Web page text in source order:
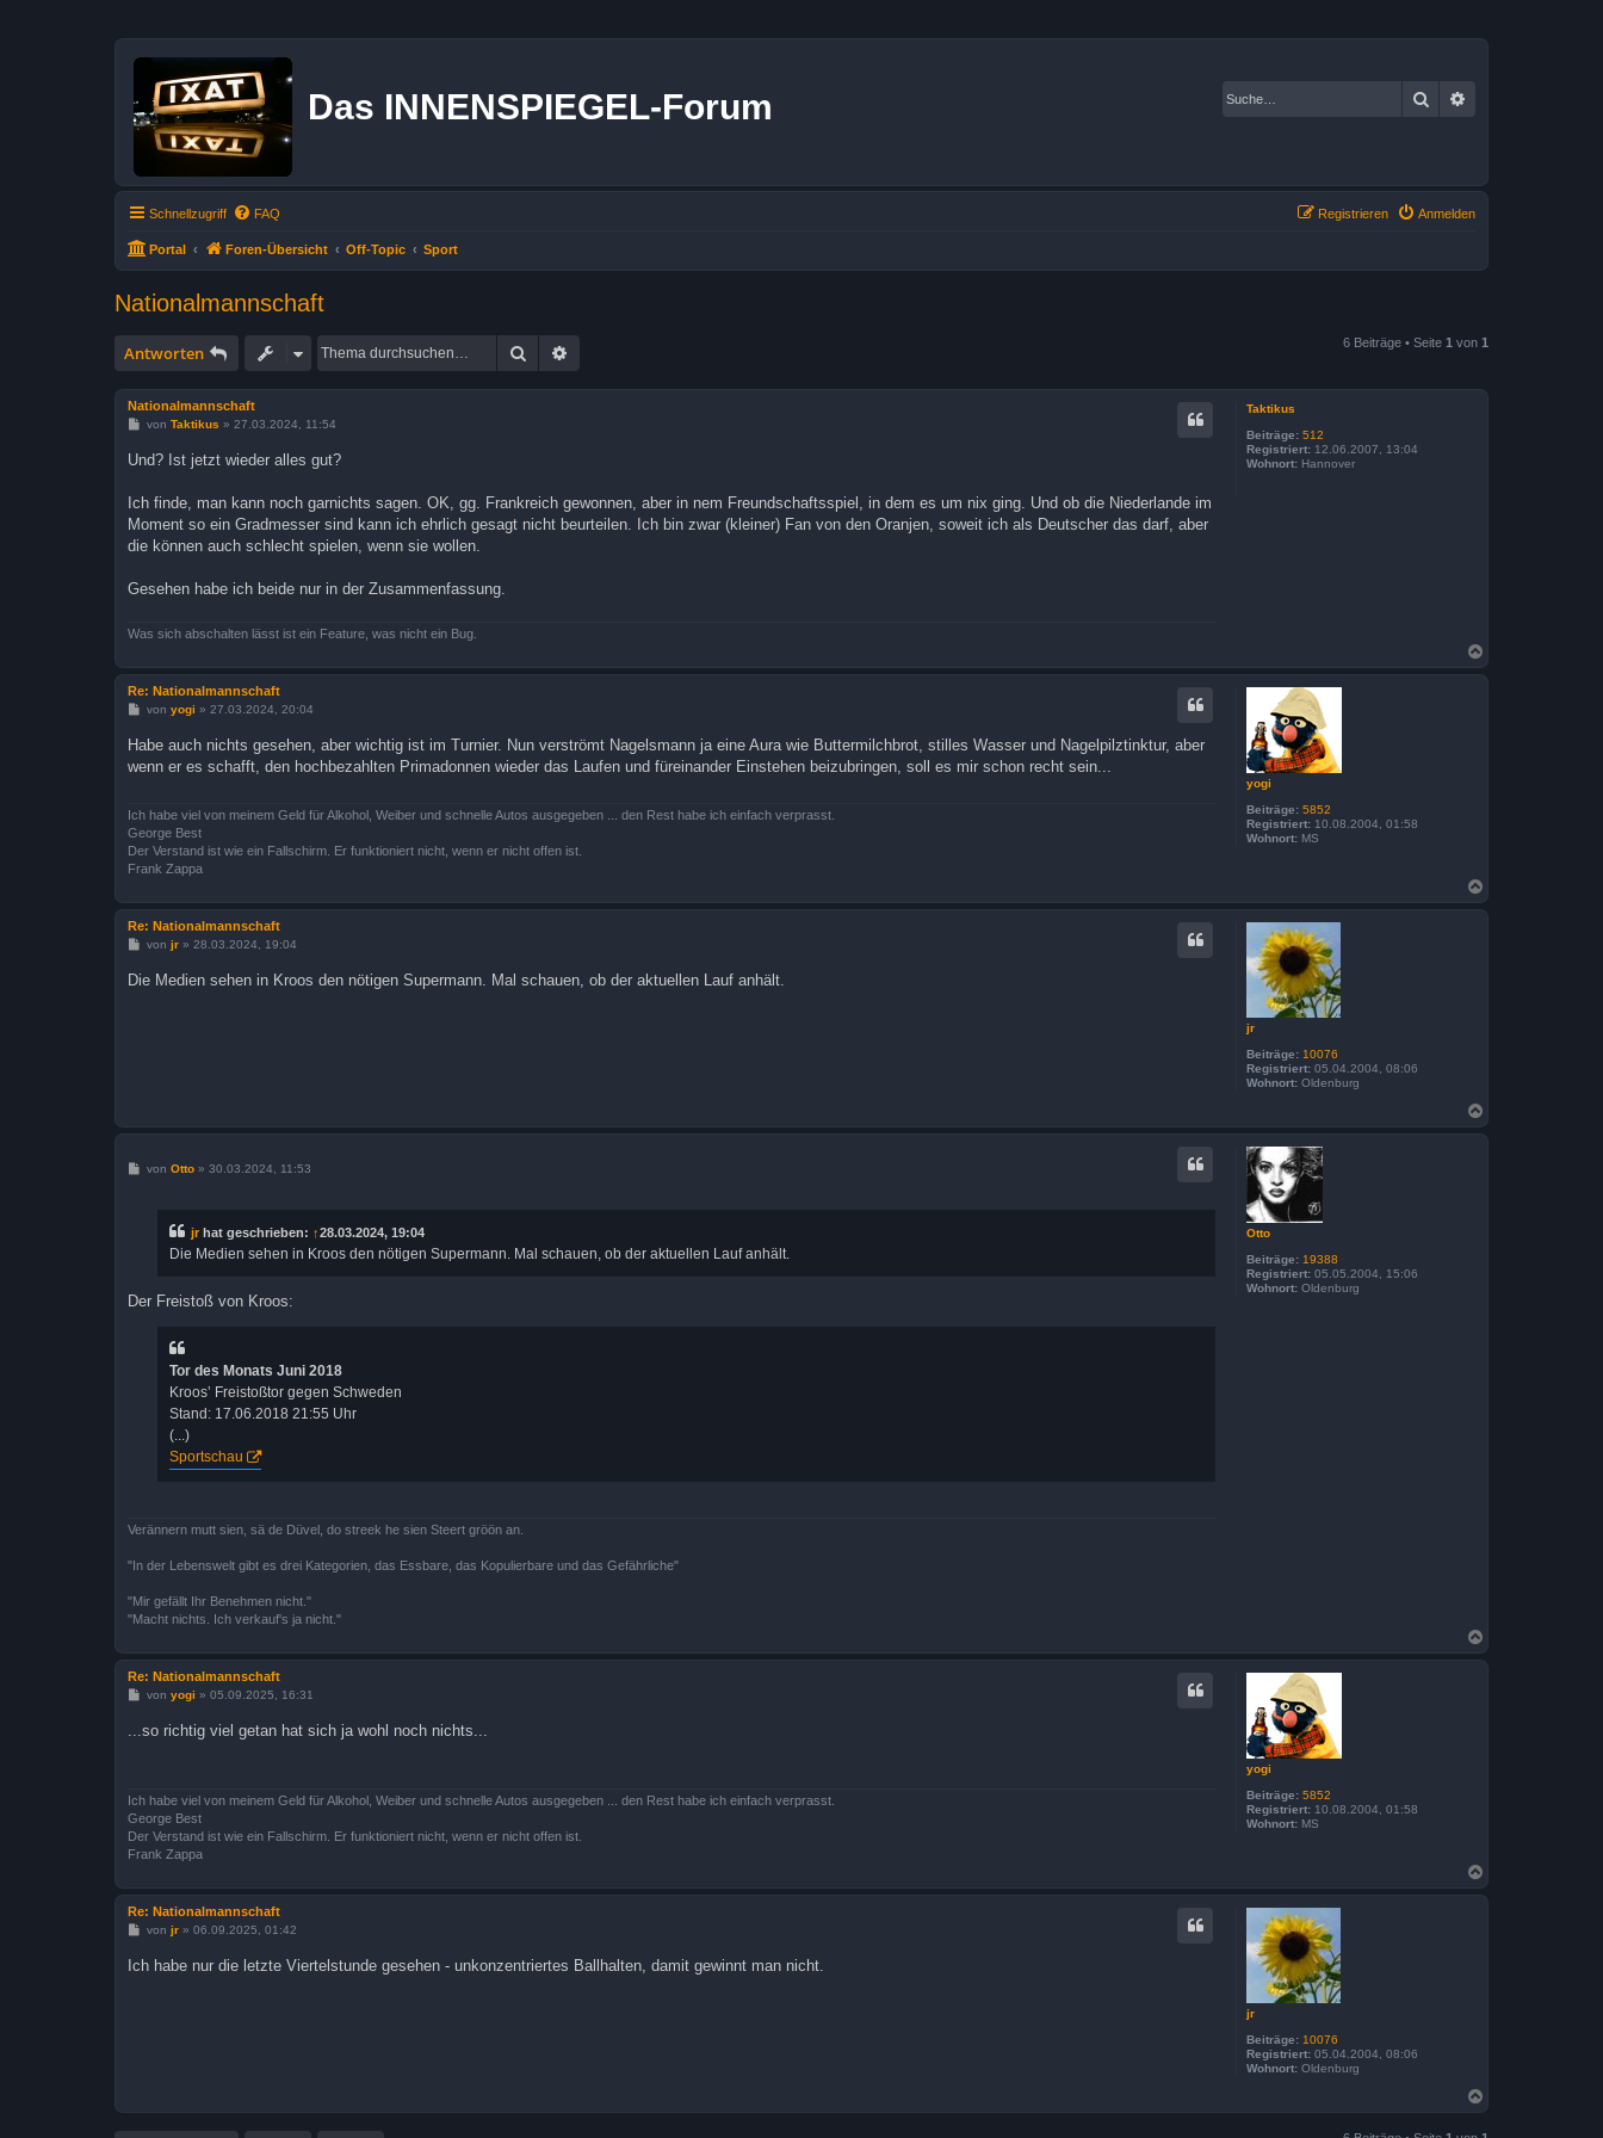
Das INNENSPIEGEL-Forum Suche
Schnellzugriff FAQ Anmelden
Registrieren
Portal Foren-Übersicht Off-Topic Sport
Nationalmannschaft
Antworten Suche 6 Beiträge • Seite 1 von 1
Taktikus
Beiträge: 512
Registriert: 12.06.2007, 13:04
Wohnort: Hannover
Nationalmannschaft
B
t
a
g
von Taktikus » 27.03.2024, 11:54
Und? Ist jetzt wieder alles gut?
Ich finde, man kann noch garnichts sagen. OK, gg. Frankreich gewonnen, aber in nem Freundschaftsspiel, in dem es um nix ging. Und ob die Niederlande im
Moment so ein Gradmesser sind kann ich ehrlich gesagt nicht beurteilen. Ich bin zwar (kleiner) Fan von den Oranjen, soweit ich als Deutscher das darf, aber
die können auch schlecht spielen, wenn sie wollen.
Gesehen habe ich beide nur in der Zusammenfassung.
Was sich abschalten lässt ist ein Feature, was nicht ein Bug.
a
c
yogi
Beiträge: 5852
Registriert: 10.08.2004, 01:58
Wohnort: MS
Re: Nationalmannschaft
B
t
r
von yogi » 27.03.2024, 20:04
Habe auch nichts gesehen, aber wichtig ist im Turnier. Nun verströmt Nagelsmann ja eine Aura wie Buttermilchbrot, stilles Wasser und Nagelpilztinktur, aber
wenn er es schafft, den hochbezahlten Primadonnen wieder das Laufen und füreinander Einstehen beizubringen, soll es mir schon recht sein...
Ich habe viel von meinem Geld für Alkohol, Weiber und schnelle Autos ausgegeben ... den Rest habe ich einfach verprasst.
George Best
Der Verstand ist wie ein Fallschirm. Er funktioniert nicht, wenn er nicht offen ist.
Frank Zappa
a
c
jr
Beiträge: 10076
Registriert: 05.04.2004, 08:06
Wohnort: Oldenburg
Re: Nationalmannschaft
B
t
von jr» 28.03.2024, 19:04
Die Medien sehen in Kroos den nötigen Supermann. Mal schauen, ob der aktuellen Lauf anhält.
a
c
Otto
Beiträge: 19388
Registriert: 05.05.2004, 15:06
Wohnort: Oldenburg
Bvon Otto» 30.03.2024, 11:53
jr hat geschrieben: ↑28.03.2024, 19:04
Die Medien sehen in Kroos den nötigen Supermann. Mal schauen, ob der aktuellen Lauf anhält.
Der Freistoß von Kroos:
Tor des Monats Juni 2018
Kroos’ Freistoßtor gegen Schweden
Stand: 17.06.2018 21:55 Uhr
(...)
Sportschau
Verännern mutt sien, sä de Düvel, do streek he sien Steert gröön an.
"In der Lebenswelt gibt es drei Kategorien, das Essbare, das Kopulierbare und das Gefährliche"
"Mir gefällt Ihr Benehmen nicht."
"Macht nichts. Ich verkauf's ja nicht."
a
c
yogi
Beiträge: 5852
Registriert: 10.08.2004, 01:58
Wohnort: MS
Re: Nationalmannschaft
B
t
von yogi » 05.09.2025, 16:31
...so richtig viel getan hat sich ja wohl noch nichts...
Ich habe viel von meinem Geld für Alkohol, Weiber und schnelle Autos ausgegeben ... den Rest habe ich einfach verprasst.
George Best
Der Verstand ist wie ein Fallschirm. Er funktioniert nicht, wenn er nicht offen ist.
Frank Zappa
a
c
jr
Beiträge: 10076
Registriert: 05.04.2004, 08:06
Wohnort: Oldenburg
Re: Nationalmannschaft
B
i
t
von jr» 06.09.2025, 01:42
Ich habe nur die letzte Viertelstunde gesehen - unkonzentriertes Ballhalten, damit gewinnt man nicht.
a